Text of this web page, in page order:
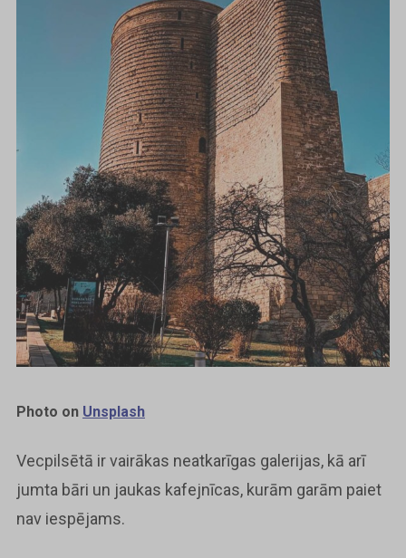
Photo on Unsplash
Vecpilsētā ir vairākas neatkarīgas galerijas, kā arī
jumta bāri un jaukas kafejnīcas, kurām garām paiet
nav iespējams.